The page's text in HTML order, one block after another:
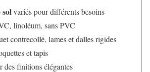
solvariés pour différents besoins
linoléum, sans PVC
contrecollé, lames et dalles rigides
et tapis
des finitions élégantes